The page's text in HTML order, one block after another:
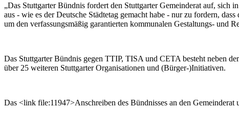
„Das Stuttgarter Bündnis fordert den Stuttgarter Gemeinderat auf, sich
aus - wie es der Deutsche Städtetag gemacht habe - nur zu fordern,
um den verfassungsmäßig garantierten kommunalen Gestaltungs- und
Das Stuttgarter Bündnis gegen TTIP, TISA und CETA besteht neben
über 25 weiteren Stuttgarter Organisationen und (Bürger-)Initiativen.
Das <link file:11947>Anschreiben des Bündnisses an den